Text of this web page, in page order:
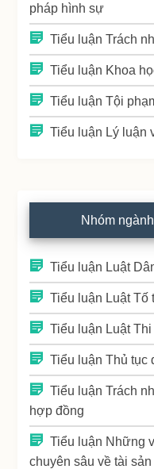
pháp hình sự
Tiểu luận Trách
Tiểu luận Khoa
Tiểu luận Tội
Tiểu luận Lý luận
Nhóm
Tiểu luận Luật
Tiểu luận Luật Tố
Tiểu luận Luật
Tiểu luận Thủ tục
Tiểu luận Trách
hợp đồng
Tiểu luận Những
chuyên sâu về tài sản